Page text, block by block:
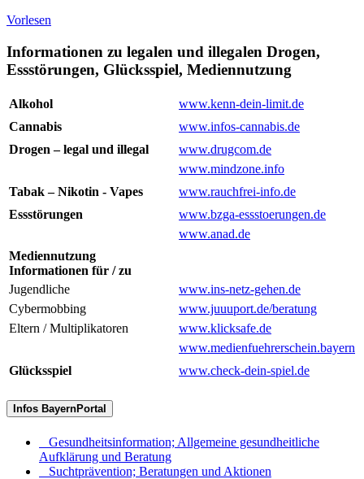
Vorlesen
Informationen zu legalen und illegalen Drogen,
Essstörungen, Glücksspiel, Mediennutzung
Alkohol
www.kenn-dein-limit.de
Cannabis
www.infos-cannabis.de
Drogen – legal und illegal
www.drugcom.de
www.mindzone.info
Tabak – Nikotin - Vapes
www.rauchfrei-info.de
Essstörungen
www.bzga-essstoerungen.de
www.anad.de
Mediennutzung
Informationen für / zu
Jugendliche
www.ins-netz-gehen.de
Cybermobbing
www.juuuport.de/beratung
Eltern / Multiplikatoren
www.klicksafe.de
www.medienfuehrerschein.bayern
Glücksspiel
www.check-dein-spiel.de
Infos BayernPortal
Gesundheitsinformation; Allgemeine gesundheitliche
Aufklärung und Beratung
Suchtprävention; Beratungen und Aktionen